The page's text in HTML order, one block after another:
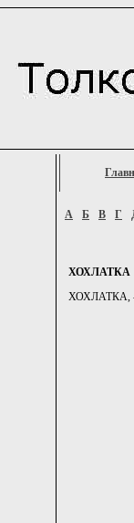
А Б В Г
ХОХЛАТКА
ХОХЛАТКА, -и,